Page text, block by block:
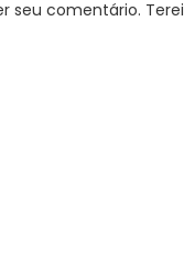
seu comentário.